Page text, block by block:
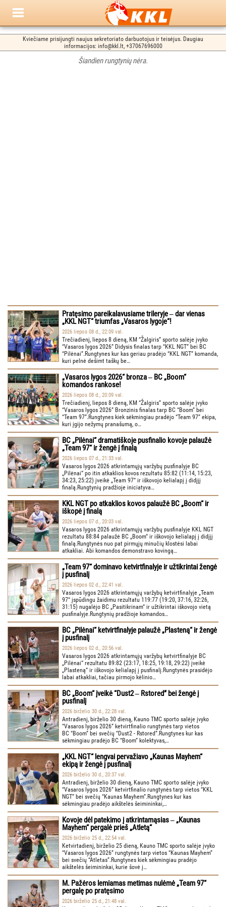
Kviečiame prisijungti naujus sekretoriato darbuotojus ir teisėjus. Daugiau
informacijos: info@kkl.lt, +37067696000
Šiandien rungtynių nėra.
Pratęsimo pareikalavusiame trileryje ‒ dar vienas
„KKL NGT“ triumfas „Vasaros lygoje“!
2026 liepos 08 d., 22:09 val.
Trečiadienį, liepos 8 dieną, KM “Žalgiris” sporto salėje įvyko
“Vasaros lygos 2026” Didysis finalas tarp “KKL NGT” bei BC
“Pilėnai”.Rungtynes kur kas geriau pradėjo “KKL NGT” komanda,
kuri pelnė dešimt taškų be…
„Vasaros lygos 2026“ bronza ‒ BC „Boom“
komandos rankose!
2026 liepos 08 d., 20:09 val.
Trečiadienį, liepos 8 dieną, KM “Žalgiris” sporto salėje įvyko
“Vasaros lygos 2026” Bronzinis finalas tarp BC “Boom” bei
“Team 97”.Rungtynes kiek sėkmingiau pradėjo “Team 97” ekipa,
kuri įgijo nežymų pranašumą, o…
BC „Pilėnai“ dramatiškoje pusfinalio kovoje palaužė
„Team 97“ ir žengė į finalą
2026 liepos 07 d., 21:33 val.
Vasaros lygos 2026 atkrintamųjų varžybų pusfinalyje BC
„Pilėnai“ po itin atkaklios kovos rezultatu 85:82 (11:14, 15:23,
34:23, 25:22) įveikė „Team 97“ ir iškovojo kelialapį į didįjį
finalą.Rungtynių pradžioje iniciatyva…
KKL NGT po atkaklios kovos palaužė BC „Boom“ ir
iškopė į finalą
2026 liepos 07 d., 20:03 val.
Vasaros lygos 2026 atkrintamųjų varžybų pusfinalyje KKL NGT
rezultatu 88:84 palaužė BC „Boom“ ir iškovojo kelialapį į didįjį
finalą.Rungtynės nuo pat pirmųjų minučių klostėsi labai
atkakliai. Abi komandos demonstravo kovingą…
„Team 97“ dominavo ketvirtfinalyje ir užtikrintai žengė
į pusfinalį
2026 liepos 02 d., 22:41 val.
Vasaros lygos 2026 atkrintamųjų varžybų ketvirtfinalyje „Team
97“ įspūdingu žaidimu rezultatu 119:77 (19:20, 37:16, 32:26,
31:15) nugalėjo BC „Pasitikrinam“ ir užtikrintai iškovojo vietą
pusfinalyje.Rungtynių pradžioje komandos…
BC „Pilėnai“ ketvirtfinalyje palaužė „Plasteną“ ir žengė
į pusfinalį
2026 liepos 02 d., 20:56 val.
Vasaros lygos 2026 atkrintamųjų varžybų ketvirtfinalyje BC
„Pilėnai“ rezultatu 89:82 (23:17, 18:25, 19:18, 29:22) įveikė
„Plasteną“ ir iškovojo kelialapį į pusfinalį.Rungtynės prasidėjo
labai atkakliai, tačiau pirmojo kėlinio…
BC „Boom“ įveikė “Dust2 ‒ Rstored” bei žengė į
pusfinalį
2026 birželio 30 d., 22:28 val.
Antradienį, birželio 30 dieną, Kauno TMC sporto salėje įvyko
“Vasaros lygos 2026” ketvirtfinalio rungtynės tarp vietos
BC “Boom” bei svečių “Dust2 - Rstored”.Rungtynes kur kas
sėkmingiau pradėjo BC “Boom” kolektyvas,…
„KKL NGT“ lengvai pervažiavo „Kaunas Mayhem“
ekipą ir žengė į pusfinalį
2026 birželio 30 d., 20:37 val.
Antradienį, birželio 30 dieną, Kauno TMC sporto salėje įvyko
“Vasaros lygos 2026” ketvirtfinalio rungtynės tarp vietos “KKL
NGT” bei svečių “Kaunas Mayhem”.Rungtynes kur kas
sėkmingiau pradėjo aikštelės šeimininkai,…
Kovoje dėl patekimo į atkrintamąsias ‒ „Kaunas
Mayhem“ pergalė prieš „Atletą“
2026 birželio 25 d., 22:54 val.
Ketvirtadienį, birželio 25 dieną, Kauno TMC sporto salėje įvyko
“Vasaros lygos 2026” rungtynės tarp vietos “Kaunas Mayhem”
bei svečių “Atletas”.Rungtynes kiek sėkmingiau pradėjo
aikštelės šeimininkai, kurie šovė į…
M. Pažėros lemiamas metimas nulėmė „Team 97“
pergalę po pratęsimo
2026 birželio 25 d., 21:48 val.